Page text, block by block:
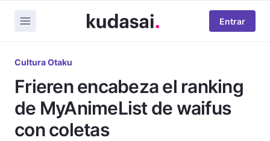
Entrar
Cultura Otaku
Frieren encabeza el ranking
de MyAnimeList de waifus
con coletas